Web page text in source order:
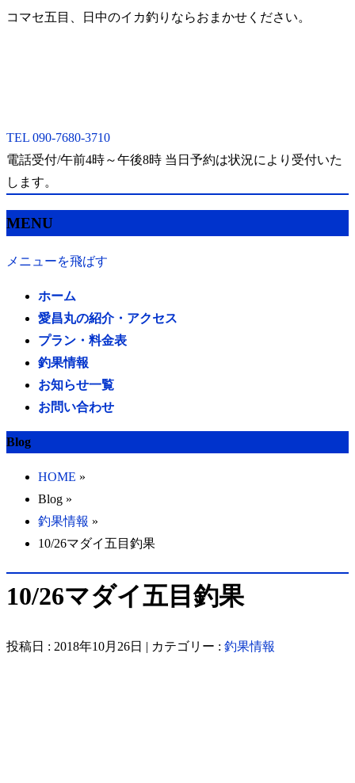
コマセ五目、日中のイカ釣りならおまかせください。
TEL 090-7680-3710
電話受付/午前4時～午後8時 当日予約は状況により受付いた
します。
MENU
メニューを飛ばす
ホーム
愛昌丸の紹介・アクセス
プラン・料金表
釣果情報
お知らせ一覧
お問い合わせ
Blog
HOME »
Blog »
釣果情報 »
10/26マダイ五目釣果
10/26マダイ五目釣果
投稿日 : 2018年10月26日 | カテゴリー : 釣果情報